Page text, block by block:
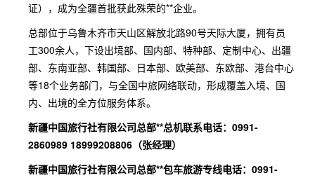
证），成为全疆首批获此殊荣的**企业。
总部位于乌鲁木齐市天山区解放北路90号天际大厦，拥有员
工300余人，下设出境部、国内部、特种部、定制中心、出疆
部、东南亚部、韩国部、日本部、欧美部、东欧部、港台中心
等18个业务部门，与全国中旅网络联动，形成覆盖入境、国
内、出境的全方位服务体系。
新疆中国旅行社有限公司总部**总机联系电话：0991-
2860989 18999208806（张经理）
新疆中国旅行社有限公司总部**包车旅游专线电话：0991-